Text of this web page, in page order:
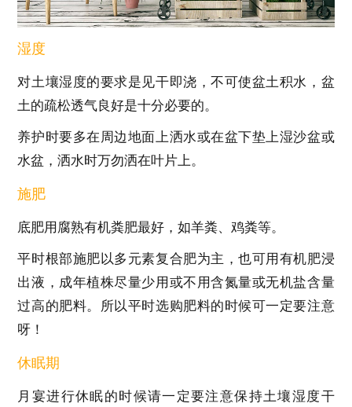
湿度
对土壤湿度的要求是见干即浇，不可使盆土积水，盆
土的疏松透气良好是十分必要的。
养护时要多在周边地面上洒水或在盆下垫上湿沙盆或
水盆，洒水时万勿洒在叶片上。
施肥
底肥用腐熟有机粪肥最好，如羊粪、鸡粪等。
平时根部施肥以多元素复合肥为主，也可用有机肥浸
出液，成年植株尽量少用或不用含氮量或无机盐含量
过高的肥料。所以平时选购肥料的时候可一定要注意
呀！
休眠期
月宴进行休眠的时候请一定要注意保持土壤湿度干